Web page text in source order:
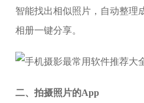
智能找出相似照片，自动整理
相册一键分享。
二、拍摄照片的App